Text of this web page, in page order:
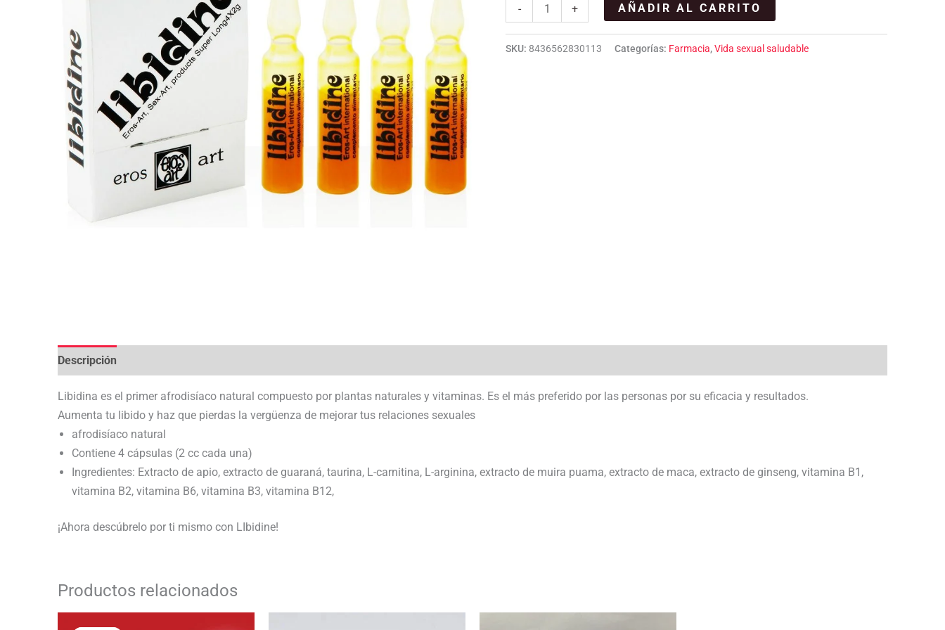
- + AÑADIR AL CARRITO
SKU: 8436562830113 Categorías: Farmacia,Vida sexual saludable
Descripción
Libidina es el primer afrodisíaco natural compuesto por plantas naturales y vitaminas. Es el más preferido por las personas por su eficacia y resultados.
Aumenta tu libido y haz que pierdas la vergüenza de mejorar tus relaciones sexuales
afrodisíaco natural
Contiene 4 cápsulas (2 cc cada una)
Ingredientes: Extracto de apio, extracto de guaraná, taurina, L-carnitina, L-arginina, extracto de muira puama, extracto de maca, extracto de ginseng, vitamina B1,
vitamina B2, vitamina B6, vitamina B3, vitamina B12,
¡Ahora descúbrelo por ti mismo con LIbidine!
Productos relacionados